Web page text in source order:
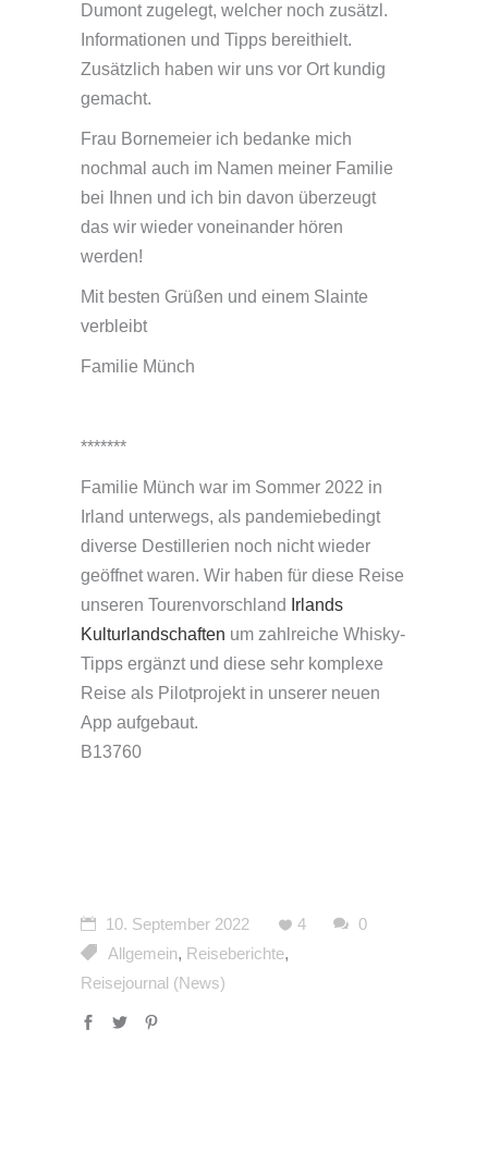
Dumont zugelegt, welcher noch zusätzl.
Informationen und Tipps bereithielt.
Zusätzlich haben wir uns vor Ort kundig
gemacht.
Frau Bornemeier ich bedanke mich
nochmal auch im Namen meiner Familie
bei Ihnen und ich bin davon überzeugt
das wir wieder voneinander hören
werden!
Mit besten Grüßen und einem Slainte
verbleibt
Familie Münch
*******
Familie Münch war im Sommer 2022 in
Irland unterwegs, als pandemiebedingt
diverse Destillerien noch nicht wieder
geöffnet waren. Wir haben für diese Reise
unseren Tourenvorschland
Irlands
Kulturlandschaften um zahlreiche Whisky-
Tipps ergänzt und diese sehr komplexe
Reise als Pilotprojekt in unserer neuen
App aufgebaut.
B13760
10. September 2022 4
0
Allgemein, Reiseberichte,
Reisejournal (News)